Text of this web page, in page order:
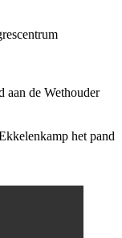
aan de Wethouder
het pand